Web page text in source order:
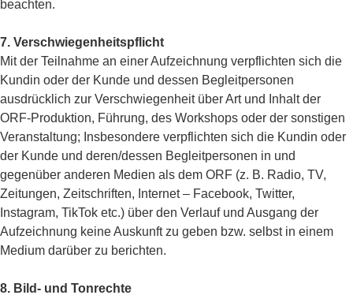
beachten.
7. Verschwiegenheitspflicht
Mit der Teilnahme an einer Aufzeichnung verpflichten sich die
Kundin oder der Kunde und dessen Begleitpersonen
ausdrücklich zur Verschwiegenheit über Art und Inhalt der
ORF-Produktion, Führung, des Workshops oder der sonstigen
Veranstaltung; Insbesondere verpflichten sich die Kundin oder
der Kunde und deren/dessen Begleitpersonen in und
gegenüber anderen Medien als dem ORF (z. B. Radio, TV,
Zeitungen, Zeitschriften, Internet – Facebook, Twitter,
Instagram, TikTok etc.) über den Verlauf und Ausgang der
Aufzeichnung keine Auskunft zu geben bzw. selbst in einem
Medium darüber zu berichten.
8. Bild- und Tonrechte